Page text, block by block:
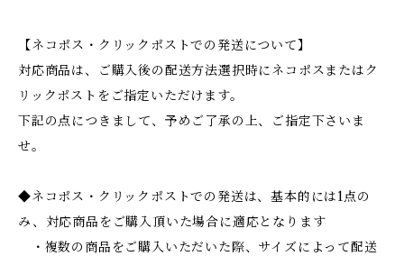
【ネコポス・クリックポストでの発送について】
対応商品は、ご購入後の配送方法選択時にネコポスまたはク
リックポストをご指定いただけます。
下記の点につきまして、予めご了承の上、ご指定下さいま
せ。
◆ネコポス・クリックポストでの発送は、基本的には1点の
み、対応商品をご購入頂いた場合に適応となります
・複数の商品をご購入いただいた際、サイズによって配送